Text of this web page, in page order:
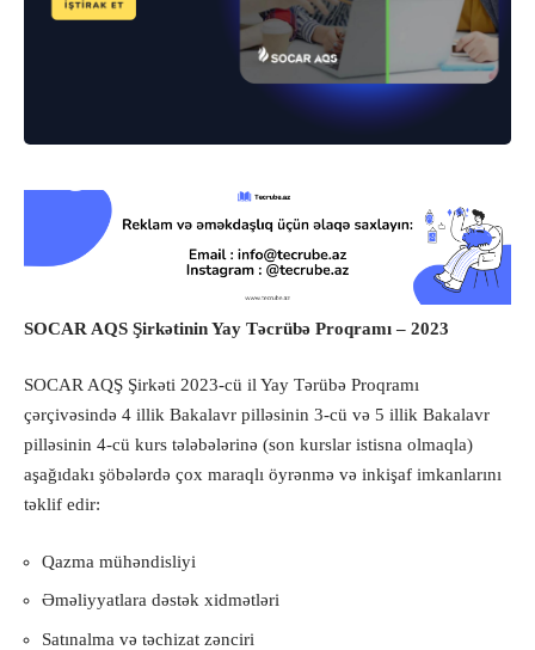
SOCAR AQS Şirkətinin Yay Təcrübə Proqramı – 2023
SOCAR AQŞ Şirkəti 2023-cü il Yay Tərübə Proqramı
çərçivəsində 4 illik Bakalavr pilləsinin 3-cü və 5 illik Bakalavr
pilləsinin 4-cü kurs tələbələrinə (son kurslar istisna olmaqla)
aşağıdakı şöbələrdə çox maraqlı öyrənmə və inkişaf imkanlarını
təklif edir:
Qazma mühəndisliyi
Əməliyyatlara dəstək xidmətləri
Satınalma və təchizat zənciri